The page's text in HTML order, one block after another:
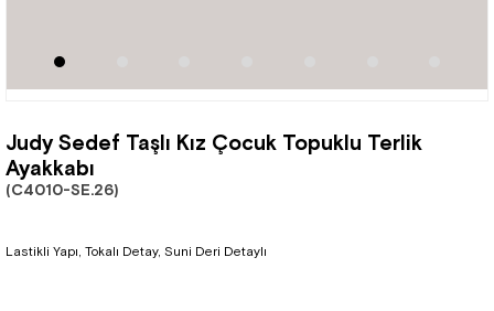
Judy Sedef Taşlı Kız Çocuk Topuklu Terlik
Ayakkabı
(C4010-SE.26)
Lastikli Yapı, Tokalı Detay, Suni Deri Detaylı